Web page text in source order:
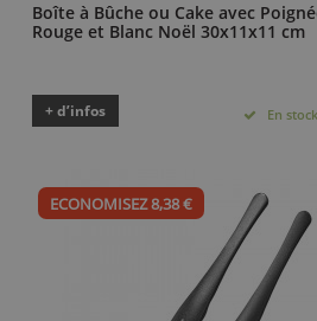
Boîte à Bûche ou Cake avec
Rouge et Blanc Noël 30x11x11 cm
+ d’infos En stock
ECONOMISEZ 8,38 €